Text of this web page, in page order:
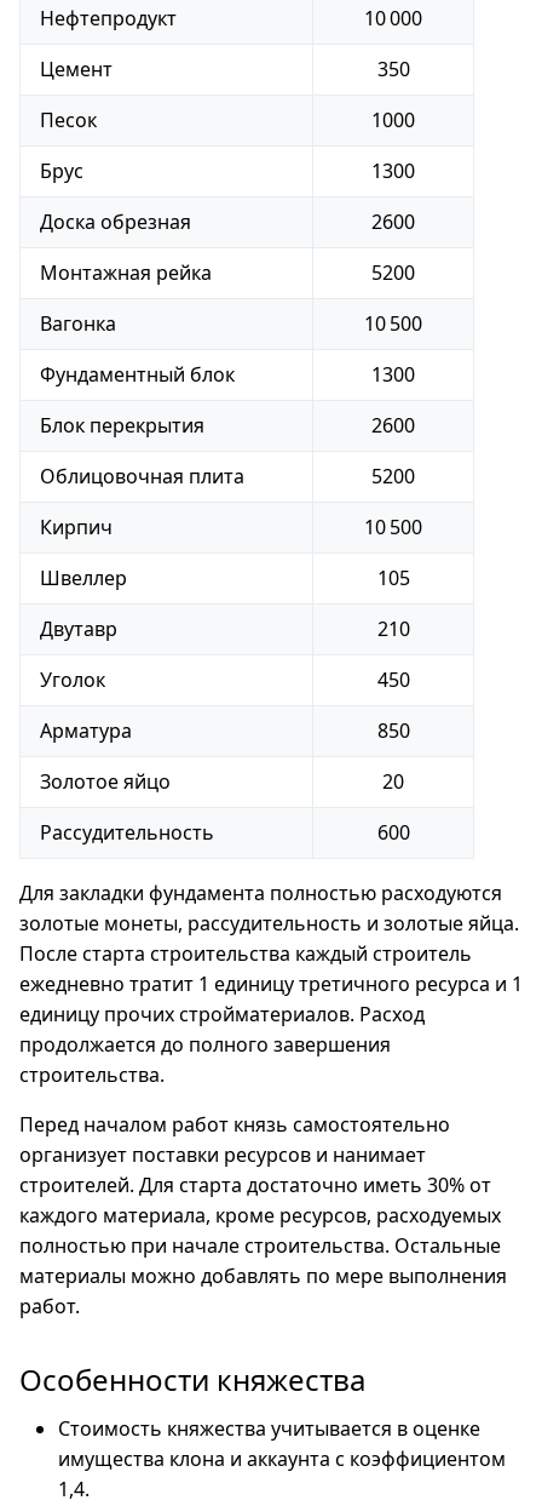
Нефтепродукт
10 000
Цемент
350
Песок
1000
Брус
1300
Доска обрезная
2600
Монтажная рейка
5200
Вагонка
10 500
Фундаментный блок
1300
Блок перекрытия
2600
Облицовочная плита
5200
Кирпич
10 500
Швеллер
105
Двутавр
210
Уголок
450
Арматура
850
Золотое яйцо
20
Рассудительность
600
Для закладки фундамента полностью расходуются
золотые монеты, рассудительность и золотые яйца.
После старта строительства каждый строитель
ежедневно тратит 1 единицу третичного ресурса и 1
единицу прочих стройматериалов. Расход
продолжается до полного завершения
строительства.
Перед началом работ князь самостоятельно
организует поставки ресурсов и нанимает
строителей. Для старта достаточно иметь 30% от
каждого материала, кроме ресурсов, расходуемых
полностью при начале строительства. Остальные
материалы можно добавлять по мере выполнения
работ.
Особенности княжества
Стоимость княжества учитывается в оценке
имущества клона и аккаунта с коэффициентом
1,4.